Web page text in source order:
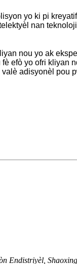
yo ki pi
nan
nou yo ak
efò yo ofri kliyan
adisyonèl pou
Endistriyèl,